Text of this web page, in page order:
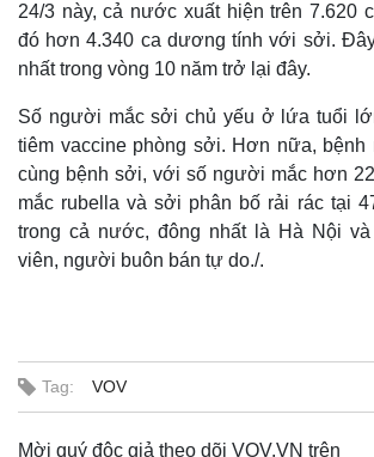
24/3 này, cả nước xuất hiện trên 7.620
đó hơn 4.340 ca dương tính với sởi.
nhất trong vòng 10 năm trở lại đây.
Số người mắc sởi chủ yếu ở lứa tuổi
tiêm vaccine phòng sởi. Hơn nữa, bệnh
cùng bệnh sởi, với số người mắc hơn
mắc rubella và sởi phân bố rải rác tại
trong cả nước, đông nhất là Hà Nội
viên, người buôn bán tự do./.
Tag: VOV
Mời quý độc giả theo dõi VOV.VN trên